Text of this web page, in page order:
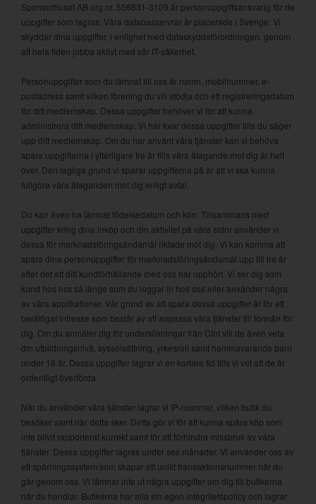
Sponsorhuset AB org.nr. 556831-3109 är personuppgiftsansvarig för de
uppgifter som lagras. Våra databasservrar är placerade i Sverige. Vi
skyddar dina uppgifter, i enlighet med dataskyddsförordningen, genom
att hela tiden jobba aktivt med vår IT-säkerhet.
Personuppgifter som du lämnat till oss är namn, mobilnummer, e-
postadress samt vilken förening du vill stödja och ett registreringsdatum
för ditt medlemskap. Dessa uppgifter behöver vi för att kunna
administrera ditt medlemskap. Vi har kvar dessa uppgifter tills du säger
upp ditt medlemskap. Om du har använt våra tjänster kan vi behöva
spara uppgifterna i ytterligare tre år tills våra åtagande mot dig är helt
över. Den lagliga grund vi sparar uppgifterna på är att vi ska kunna
fullgöra våra åtaganden mot dig enligt avtal.
Du kan även ha lämnat födelsedatum och kön. Tillsammans med
uppgifter kring dina inköp och din aktivitet på våra sidor använder vi
dessa för marknadsföringsändamål riktade mot dig. Vi kan komma att
spara dina personuppgifter för marknadsföringsändamål upp till tre år
efter det att ditt kundförhållande med oss har upphört. Vi ser dig som
kund hos oss så länge som du loggar in hos oss eller använder några
av våra applikationer. Vår grund av att spara dessa uppgifter är för ett
berättigat intresse som består av att anpassa våra tjänster till förmån för
dig. Om du anmäler dig för undersökningar från Cint vill de även veta
din utbildningsnivå, sysselsättning, yrkesroll samt hemmavarande barn
under 18 år. Dessa uppgifter lagrar vi en kortare tid tills vi vet att de är
ordentligt överförda.
När du använder våra tjänster lagrar vi IP-nummer, vilken butik du
besöker samt när detta sker. Detta gör vi för att kunna spåra köp som
inte blivit rapporterat korrekt samt för att förhindra missbruk av våra
tjänster. Dessa uppgifter lagras under sex månader. Vi använder oss av
ett spårningssystem som skapar ett unikt transaktionsnummer när du
går genom oss. Vi lämnar inte ut några uppgifter om dig till butikerna
när du handlar. Butikerna har alla sin egen integritetspolicy och lagrar